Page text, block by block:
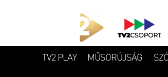
TV2 PLAY MŰSORÚJSÁG